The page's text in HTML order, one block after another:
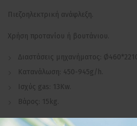
Πιεζοηλεκτρική ανάφλεξη.
Χρήση προτανίου ή βουτάνιου.
Διαστάσεις μηχανήματος:
Κατανάλωση: 450-945g/h.
Ισχύς gas: 13Kw.
Βάρος: 15kg.
*Παραδίδονται αποσυναρμολογημένα